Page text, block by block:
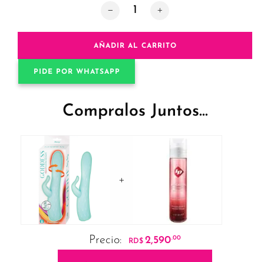
Goddess Heat-Up: Masajeador
AÑADIR AL CARRITO
PIDE POR WHATSAPP
Compralos Juntos...
+
Precio: RD$ 2,590.00